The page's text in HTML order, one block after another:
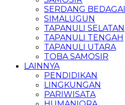
SERDANG BEDAGAI
SIMALUGUN
TAPANULI SELATAN
TAPANULI TENGAH
TAPANULI UTARA
TOBA SAMOSIR
LAINNYA
PENDIDIKAN
LINGKUNGAN
PARIWISATA